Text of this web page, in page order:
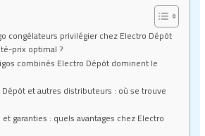
congélateurs privilégier chez Electro Dépôt
prix optimal ?
combinés Electro Dépôt dominent le
et autres distributeurs : où se trouve
garanties : quels avantages chez Electro